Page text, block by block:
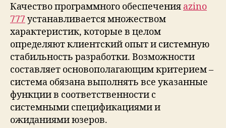
Качество программного обеспечения azino
777устанавливается множеством
характеристик, которые в целом
определяют клиентский опыт и системную
стабильность разработки. Возможности
составляет основополагающим критерием –
система обязана выполнять все указанные
функции в соответственности с
системными спецификациями и
ожиданиями юзеров.